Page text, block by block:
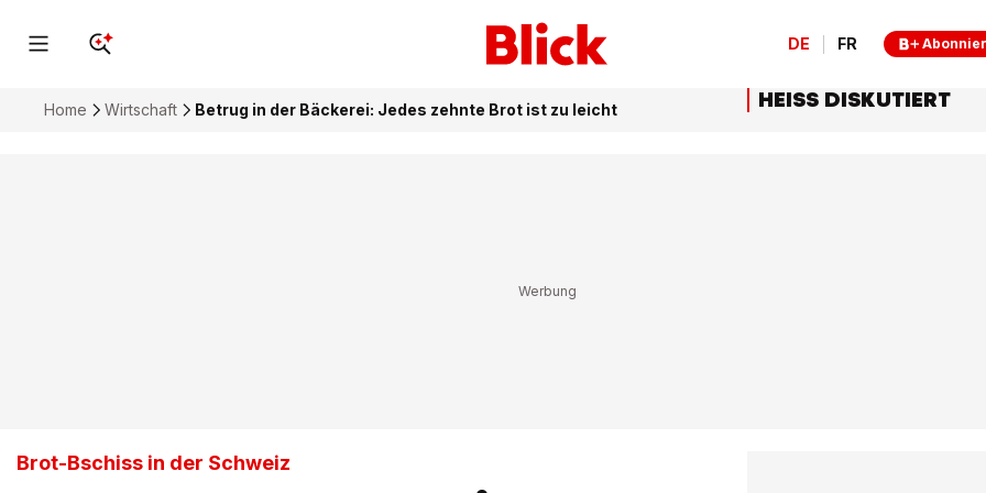
DE FR
Home Wirtschaft Betrug in der Bäckerei: Jedes zehnte Brot ist zu leicht
Brot-Bschiss in der Schweiz
HEISS DISKUTIERT